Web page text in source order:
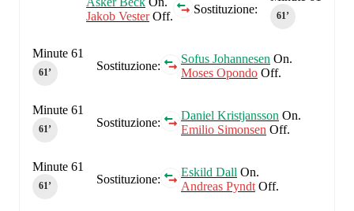
61‎’‎
Sostituzione:
Jakob VesterOff.
Sostituzione:
Sofus Johannesen On.
Moses Opondo Off.
Minute 61
61‎’‎
Sostituzione:
Daniel Kristjansson On.
Emilio Simonsen Off.
Minute 61
61‎’‎
Sostituzione:
Eskild Dall On.
Andreas Pyndt Off.
Minute 61
61‎’‎